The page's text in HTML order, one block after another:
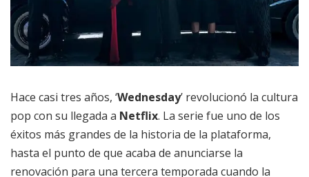
Hace casi tres años, ‘Wednesday’ revolucionó la cultura
pop con su llegada a Netflix. La serie fue uno de los
éxitos más grandes de la historia de la plataforma,
hasta el punto de que acaba de anunciarse la
renovación para una tercera temporada cuando la